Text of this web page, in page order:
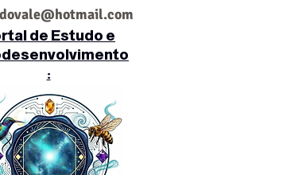
de Estudo e
: